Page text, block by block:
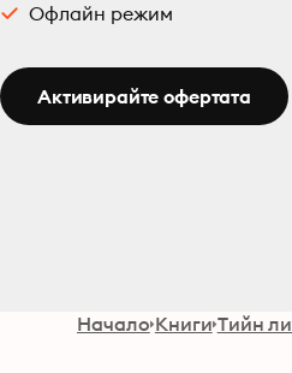
Офлайн режим
Активирайте офертата
Начало Книги Тийн